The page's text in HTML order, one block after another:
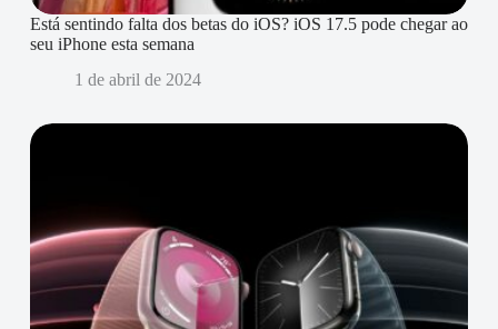
Está sentindo falta dos betas do iOS? iOS 17.5 pode chegar ao
seu iPhone esta semana
1 de abril de 2024